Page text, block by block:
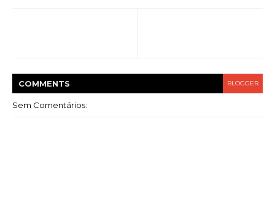
COMMENTS BLOGGER
Sem Comentários: